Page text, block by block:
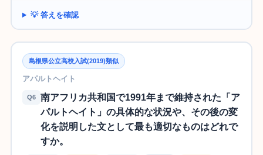
💡 答えを確認
島根県公立高校入試(2019)類似
アパルトヘイト
Q6
南アフリカ共和国で1991年まで維持された「ア
パルトヘイト」の具体的な状況や、その後の変
化を説明した文として最も適切なものはどれで
すか。